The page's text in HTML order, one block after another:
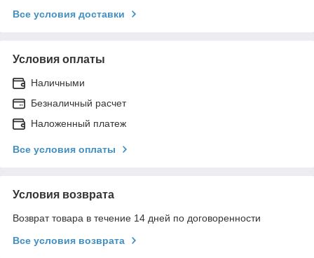
Все условия доставки
Условия оплаты
Наличными
Безналичный расчет
Наложенный платеж
Все условия оплаты
Условия возврата
Возврат товара в течение 14 дней по договоренности
Все условия возврата